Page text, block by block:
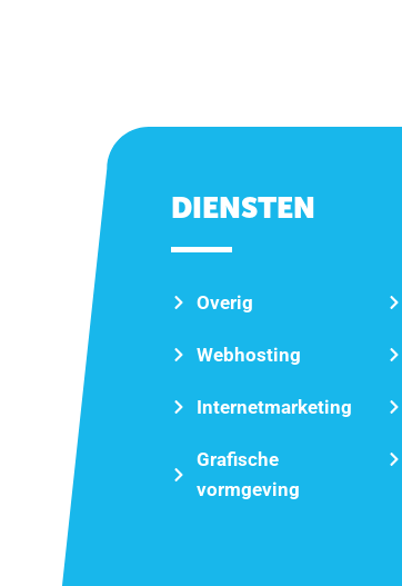
DIENSTEN
Overig
Webhosting
Internetmarketing
Grafische
vormgeving